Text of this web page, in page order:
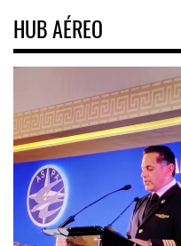
HUB AÉREO